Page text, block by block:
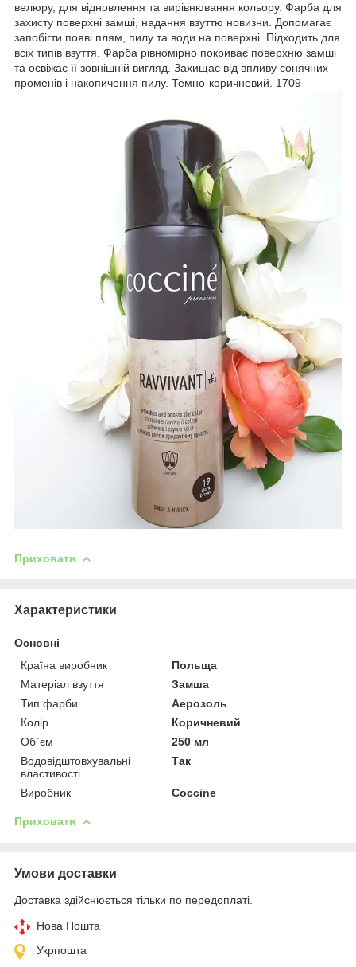
велюру, для відновлення та вирівнювання кольору. Фарба для
захисту поверхні замші, надання взуттю новизни. Допомагає
запобігти появі плям, пилу та води на поверхні. Підходить для
всіх типів взуття. Фарба рівномірно покриває поверхню замші
та освіжає її зовнішній вигляд. Захищає від впливу сонячних
променів і накопичення пилу. Темно-коричневий. 1709
Приховати
Характеристики
Основні
Країна виробник
Польща
Матеріал взуття
Замша
Тип фарби
Аерозоль
Колір
Коричневий
Об`єм
250 мл
Водовідштовхувальні
властивості
Так
Виробник Coccine
Приховати
Умови доставки
Доставка здійснюється тільки по передоплаті.
Нова Пошта
Укрпошта